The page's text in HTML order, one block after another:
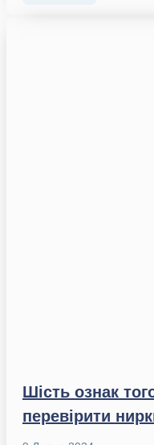
Шість ознак
перевірити